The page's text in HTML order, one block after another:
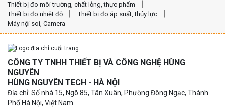
Thiết bị đo môi trường, chất lỏng, thực phẩm
Thiết bị đo nhiệt độ
Thiết bị đo áp suất, thủy lực
Máy nội soi, Camera
CÔNG TY TNHH THIẾT BỊ VÀ CÔNG NGHỆ HÙNG
NGUYÊN
HÙNG NGUYÊN TECH - HÀ NỘI
Địa chỉ: Số nhà 15, Ngõ 85, Tân Xuân, Phường Đông Ngạc, Thành
Phố Hà Nội, Việt Nam